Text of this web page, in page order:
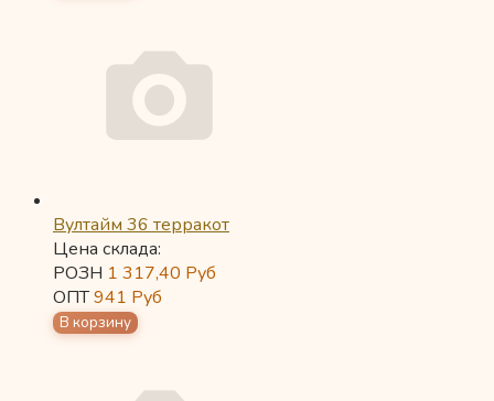
Вултайм 36 терракот
Цена склада:
РОЗН 1 317,40 Руб
ОПТ941 Руб